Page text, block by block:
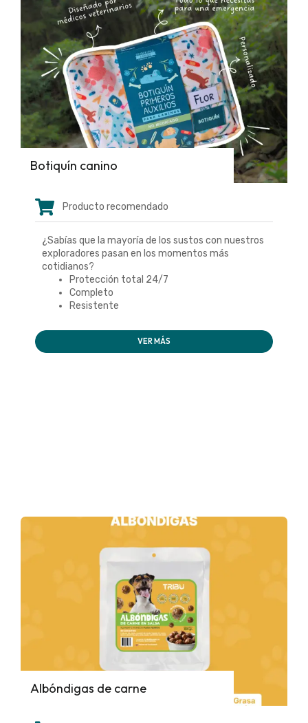
Botiquín canino
Producto recomendado
¿Sabías que la mayoría de los sustos con nuestros
exploradores pasan en los momentos más
cotidianos?
Protección total 24/7
Completo
Resistente
VER MÁS
Albóndigas de carne